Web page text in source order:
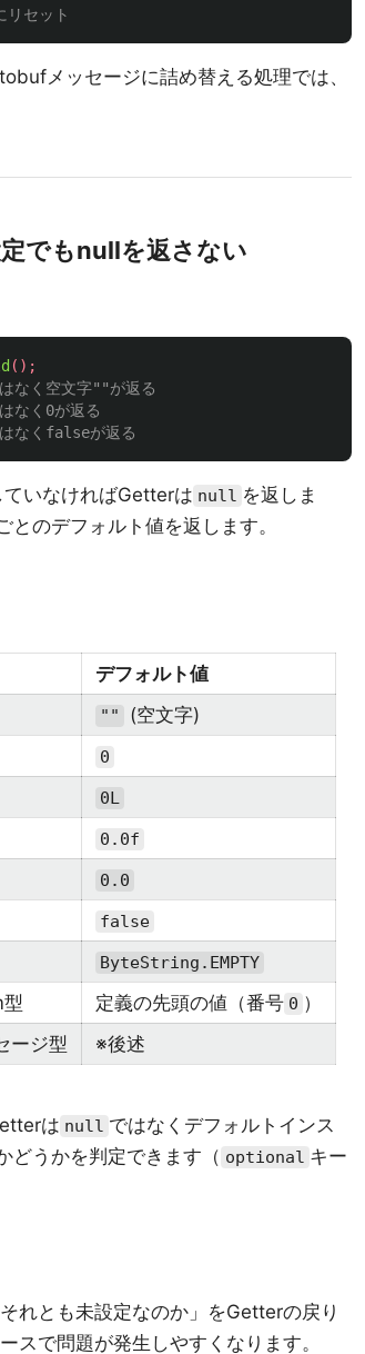
セット
メッセージに詰め替える処理では、
でもnullを返さない
();
く空文字""が返る
く0が返る
くfalseが返る
いなければGetterは null を返しま
とのデフォルト値を返します。
デフォルト値
"" (空文字)
0
0L
0.0f
0.0
false
ByteString.EMPTY
定義の先頭の値（番号 0 ）
ージ型 ※後述
は null ではなくデフォルトインス
どうかを判定できます（ optional キー
れとも未設定なのか」をGetterの戻り
スで問題が発生しやすくなります。